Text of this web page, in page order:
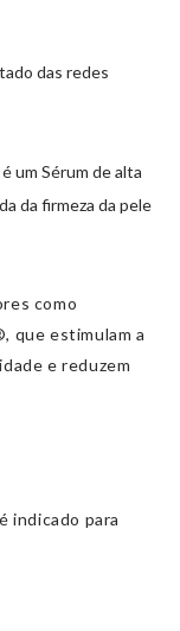
das redes
um Sérum de alta
da firmeza da pele
como
que estimulam a
e reduzem
indicado para